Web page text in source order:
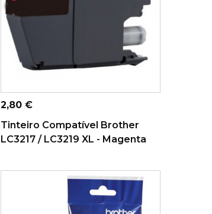
ADICIONAR AO CARRINHO
Preço
2,80 €
Tinteiro Compatível Brother
LC3217 / LC3219 XL - Magenta